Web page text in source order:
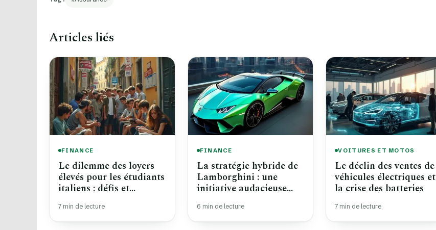
Articles liés
FINANCE
Le dilemme des loyers
élevés pour les étudiants
italiens : défis et
solutions
7 min de lecture
FINANCE
La stratégie hybride de
Lamborghini : une
initiative audacieuse
pour lutter contre les
crises de marché d'ici
2025
6 min de lecture
VOITURES ET MOTOS
Le déclin des ventes de
véhicules électriques et
la crise des batteries
7 min de lecture